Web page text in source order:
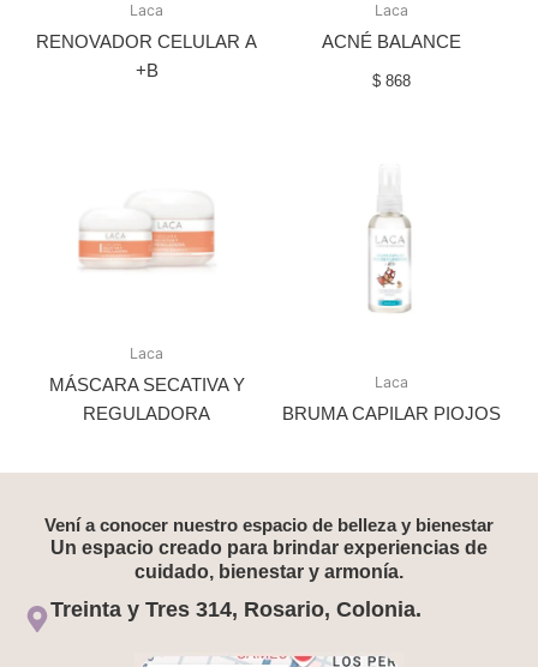
Laca
RENOVADOR CELULAR Α
+Β
Laca
ACNÉ BALANCE
$ 868
Laca
MÁSCARA SECATIVA Y
REGULADORA
Laca
BRUMA CAPILAR PIOJOS
Vení a conocer nuestro espacio de belleza y bienestar
Un espacio creado para brindar experiencias de
cuidado, bienestar y armonía.
Treinta y Tres 314, Rosario, Colonia.